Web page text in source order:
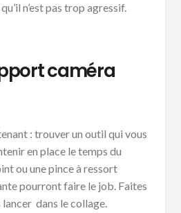
n’est pas trop agressif.
caméra
: trouver un outil qui vous
en place le temps du
ou une pince à ressort
pourront faire le job. Faites
dans le collage.